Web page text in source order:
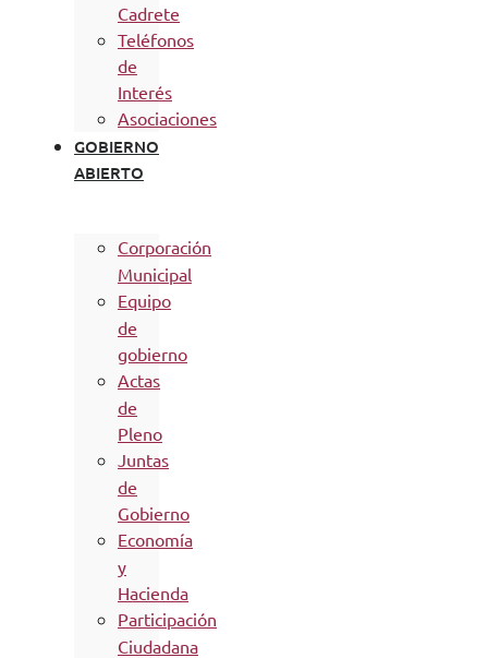
Cadrete
Teléfonos
de
Interés
Asociaciones
GOBIERNO
ABIERTO
Corporación
Municipal
Equipo
de
gobierno
Actas
de
Pleno
Juntas
de
Gobierno
Economía
y
Hacienda
Participación
Ciudadana